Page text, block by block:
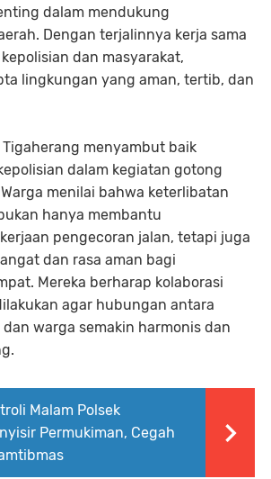
dalam mendukung
Dengan terjalinnya kerja sama
dan masyarakat,
lingkungan yang aman, tertib, dan
Tigaherang menyambut baik
dalam kegiatan gotong
menilai bahwa keterlibatan
hanya membantu
pengecoran jalan, tetapi juga
dan rasa aman bagi
Mereka berharap kolaborasi
agar hubungan antara
warga semakin harmonis dan
Malam Polsek
Permukiman, Cegah